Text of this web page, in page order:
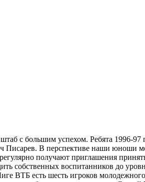
с большим успехом. Ребята 1996-97
В перспективе наши юноши
получают приглашения
собственных воспитанников до
ВТБ есть шесть игроков